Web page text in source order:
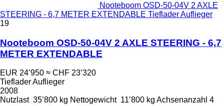
Nooteboom OSD-50-04V 2 AXLE
STEERING - 6,7 METER EXTENDABLE Tieflader Auflieger
19
Nooteboom OSD-50-04V 2 AXLE STEERING - 6,7
METER EXTENDABLE
EUR 24’950 ≈ CHF 23’320
Tieflader Auflieger
2008
Nutzlast 35’800 kg Nettogewicht 11’800 kg Achsenanzahl 4